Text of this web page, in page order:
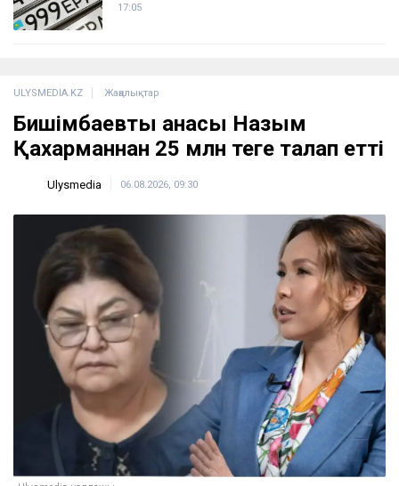
17:05
ULYSMEDIA.KZ Жаңалықтар
Бишімбаевтың анасы Назым
Қахарманнан 25 млн теңге талап етті
Ulysmedia 06.08.2026, 09:30